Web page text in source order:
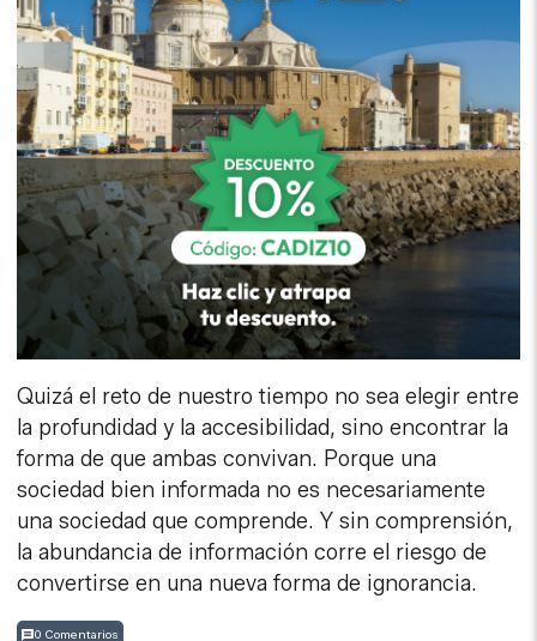
Quizá el reto de nuestro tiempo no sea elegir entre
la profundidad y la accesibilidad, sino encontrar la
forma de que ambas convivan. Porque una
sociedad bien informada no es necesariamente
una sociedad que comprende. Y sin comprensión,
la abundancia de información corre el riesgo de
convertirse en una nueva forma de ignorancia.
0 Comentarios